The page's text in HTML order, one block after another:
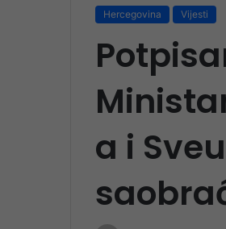
Hercegovina Vijesti
a i